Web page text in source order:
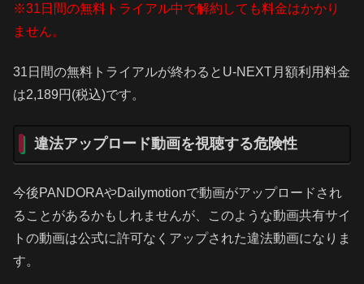
※31日間の無料トライアル中で解約しても料金はかかり
ません。
31日間の無料トライアルが終わるとU-NEXT月額利用料金
は2,189円(税込)です。
違法アップロード動画を視聴する危険性
今後PANDORAやDailymotionで動画がアップロードされ
ることがあるかもしれませんが、このような動画共有サイ
トの動画は公式に許可なくアップされた違法動画になりま
す。